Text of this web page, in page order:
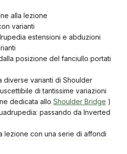
alla lezione
varianti
estensioni e abduzioni
posizione del fanciullo portati
diverse varianti di Shoulder
di tantissime variazioni
dedicata allo Shoulder Bridge )
passando da Inverted
lezione con una serie di affondi